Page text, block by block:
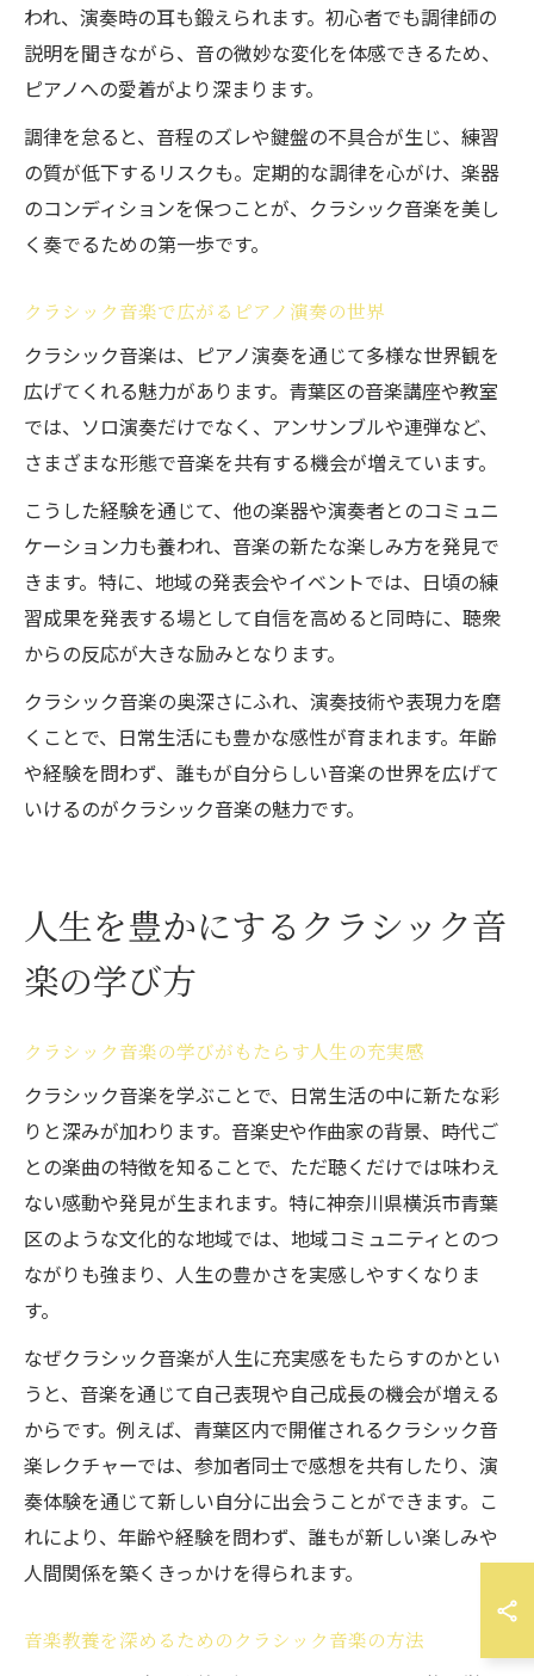
われ、演奏時の耳も鍛えられます。初心者でも調律師の
説明を聞きながら、音の微妙な変化を体感できるため、
ピアノへの愛着がより深まります。
調律を怠ると、音程のズレや鍵盤の不具合が生じ、練習
の質が低下するリスクも。定期的な調律を心がけ、楽器
のコンディションを保つことが、クラシック音楽を美し
く奏でるための第一歩です。
クラシック音楽で広がるピアノ演奏の世界
クラシック音楽は、ピアノ演奏を通じて多様な世界観を
広げてくれる魅力があります。青葉区の音楽講座や教室
では、ソロ演奏だけでなく、アンサンブルや連弾など、
さまざまな形態で音楽を共有する機会が増えています。
こうした経験を通じて、他の楽器や演奏者とのコミュニ
ケーション力も養われ、音楽の新たな楽しみ方を発見で
きます。特に、地域の発表会やイベントでは、日頃の練
習成果を発表する場として自信を高めると同時に、聴衆
からの反応が大きな励みとなります。
クラシック音楽の奥深さにふれ、演奏技術や表現力を磨
くことで、日常生活にも豊かな感性が育まれます。年齢
や経験を問わず、誰もが自分らしい音楽の世界を広げて
いけるのがクラシック音楽の魅力です。
人生を豊かにするクラシック音
楽の学び方
クラシック音楽の学びがもたらす人生の充実感
クラシック音楽を学ぶことで、日常生活の中に新たな彩
りと深みが加わります。音楽史や作曲家の背景、時代ご
との楽曲の特徴を知ることで、ただ聴くだけでは味わえ
ない感動や発見が生まれます。特に神奈川県横浜市青葉
区のような文化的な地域では、地域コミュニティとのつ
ながりも強まり、人生の豊かさを実感しやすくなりま
す。
なぜクラシック音楽が人生に充実感をもたらすのかとい
うと、音楽を通じて自己表現や自己成長の機会が増える
からです。例えば、青葉区内で開催されるクラシック音
楽レクチャーでは、参加者同士で感想を共有したり、演
奏体験を通じて新しい自分に出会うことができます。こ
れにより、年齢や経験を問わず、誰もが新しい楽しみや
人間関係を築くきっかけを得られます。
音楽教養を深めるためのクラシック音楽の方法